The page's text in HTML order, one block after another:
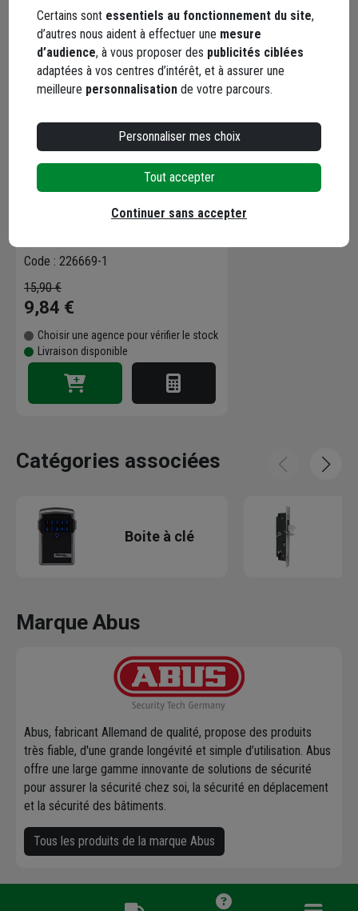
européen certifiée NF Abus -
axe 50 mm
Code : 226669-1
15,90 €
9,84 €
Choisir une agence pour vérifier le stock
Livraison disponible
Catégories associées
Boite à clé
Marque Abus
Abus, fabricant Allemand de qualité, propose des produits
très fiable, d'une grande longévité et simple d’utilisation. Abus
offre une large gamme innovante de solutions de sécurité
pour assurer la sécurité chez soi, la sécurité en déplacement
et la sécurité des bâtiments.
Tous les produits de la marque Abus
Certains sont essentiels au fonctionnement du site,
d’autres nous aident à effectuer une mesure
d’audience, à vous proposer des publicités ciblées
adaptées à vos centres d’intérêt, et à assurer une
meilleure personnalisation de votre parcours.
Personnaliser mes choix
Tout accepter
Continuer sans accepter